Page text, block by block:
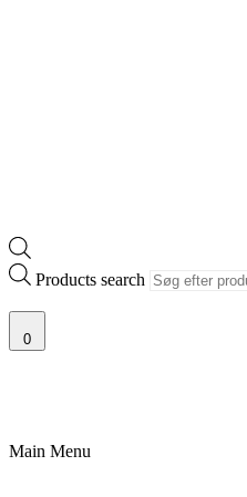
Products search
0
Main Menu